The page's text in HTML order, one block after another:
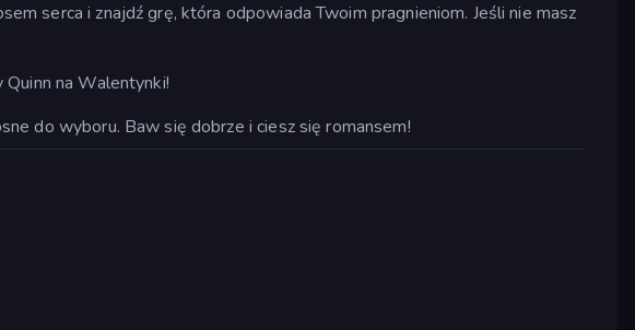
serca i znajdź grę, która odpowiada Twoim pragnieniom. Jeśli nie masz
Quinn na Walentynki!
do wyboru. Baw się dobrze i ciesz się romansem!